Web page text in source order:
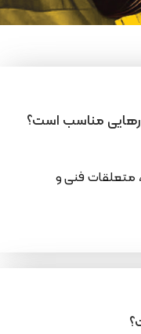
متعلقات فنی و